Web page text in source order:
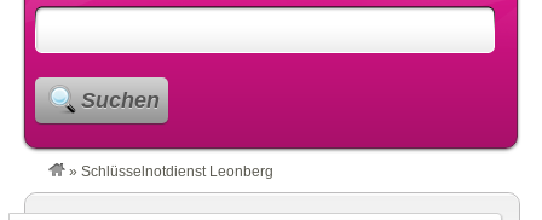
Suchen
» Schlüsselnotdienst Leonberg